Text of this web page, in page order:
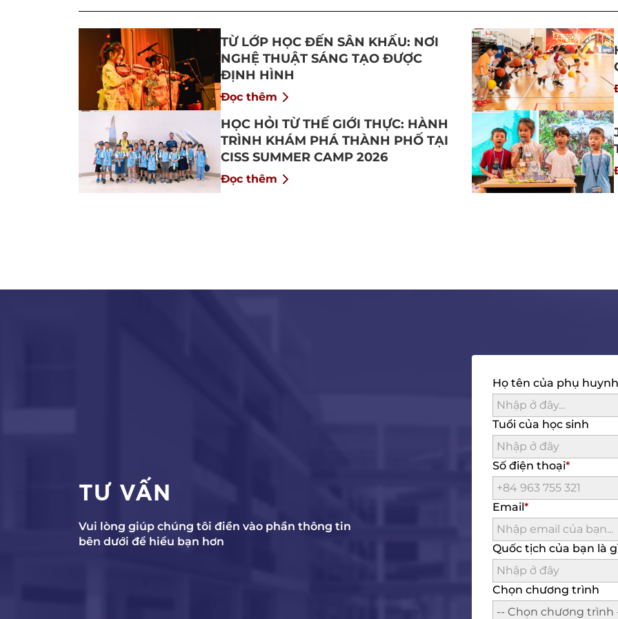
TỪ LỚP HỌC ĐẾN SÂN KHẤU: NƠI
NGHỆ THUẬT SÁNG TẠO ĐƯỢC
ĐỊNH HÌNH
Đọc thêm
HỌC HỎI TỪ THẾ GIỚI THỰC: HÀNH
TRÌNH KHÁM PHÁ THÀNH PHỐ TẠI
CISS SUMMER CAMP 2026
Đọc thêm
TƯ VẤN
Vui lòng giúp chúng tôi điền vào phần thông tin
bên dưới để hiểu bạn hơn
Họ tên của phụ huynh
Tuổi của học sinh
Số điện thoại
Email
Quốc tịch của bạn là
Chọn chương trình
-- Chọn chương trình